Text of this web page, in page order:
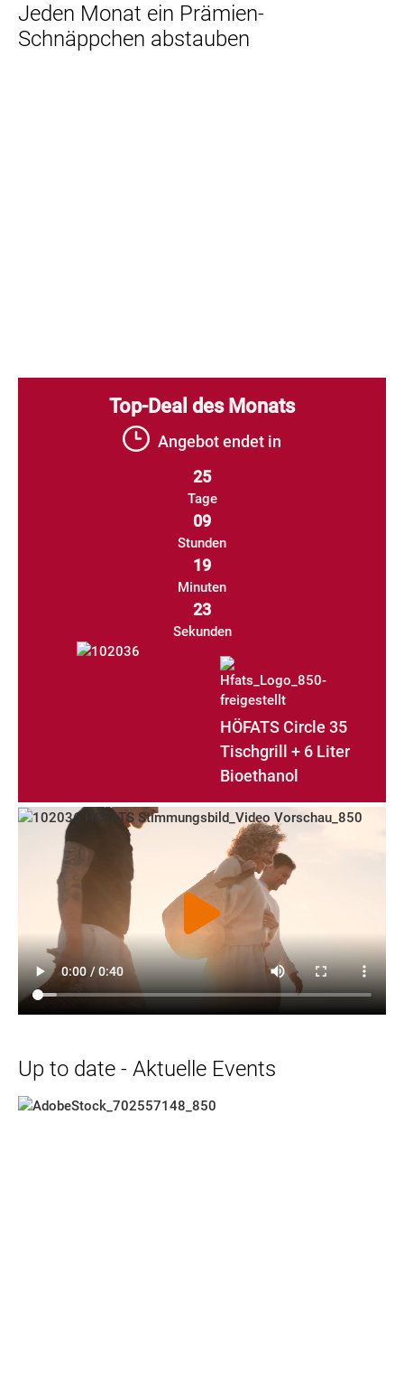
Jeden Monat ein Prämien-
Schnäppchen abstauben
Top-Deal des Monats
Angebot endet in
25
Tage
09
Stunden
19
Minuten
23
Sekunden
HÖFATS Circle 35
Tischgrill + 6 Liter
Bioethanol
Up to date - Aktuelle Events
Der Geschmack des Sommers! Hier finden Sie die passenden